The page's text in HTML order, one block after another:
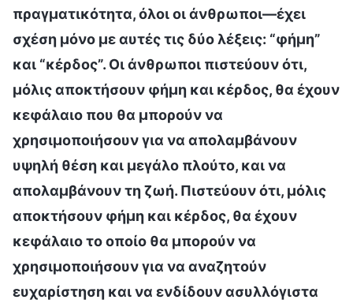
πραγματικότητα, όλοι οι άνθρωποι—έχει
σχέση μόνο με αυτές τις δύο λέξεις: “φήμη”
και “κέρδος”. Οι άνθρωποι πιστεύουν ότι,
μόλις αποκτήσουν φήμη και κέρδος, θα έχουν
κεφάλαιο που θα μπορούν να
χρησιμοποιήσουν για να απολαμβάνουν
υψηλή θέση και μεγάλο πλούτο, και να
απολαμβάνουν τη ζωή. Πιστεύουν ότι, μόλις
αποκτήσουν φήμη και κέρδος, θα έχουν
κεφάλαιο το οποίο θα μπορούν να
χρησιμοποιήσουν για να αναζητούν
ευχαρίστηση και να ενδίδουν ασυλλόγιστα